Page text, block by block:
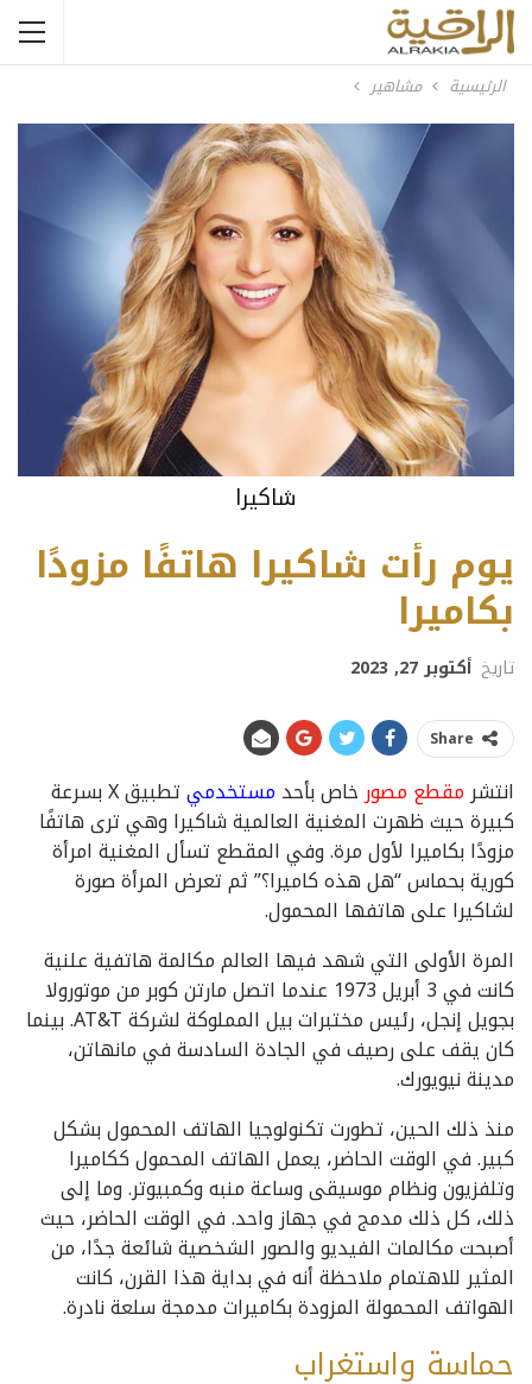
الرئيسية مشاهير
شاكيرا
يوم رأت شاكيرا هاتفًا مزودًا
بكاميرا
تاريخ أكتوبر 27, 2023
Share
انتشرمقطع مصورخاص بأحد مستخدمي
تطبيق X بسرعة
كبيرة حيث ظهرت المغنية العالمية شاكيرا وهي ترى هاتفًا
مزودًا بكاميرا لأول مرة. وفي المقطع تسأل المغنية امرأة
كورية بحماس “هل هذه كاميرا؟” ثم تعرض المرأة صورة
لشاكيرا على هاتفها المحمول.
المرة الأولى التي شهد فيها العالم مكالمة هاتفية علنية
كانت في 3 أبريل 1973 عندما اتصل مارتن كوبر من موتورولا
بجويل إنجل، رئيس مختبرات بيل المملوكة لشركة AT&T. بينما
كان يقف على رصيف في الجادة السادسة في مانهاتن،
مدينة نيويورك.
منذ ذلك الحين، تطورت تكنولوجيا الهاتف المحمول بشكل
كبير. في الوقت الحاضر، يعمل الهاتف المحمول ككاميرا
وتلفزيون ونظام موسيقى وساعة منبه وكمبيوتر. وما إلى
ذلك، كل ذلك مدمج في جهاز واحد. في الوقت الحاضر، حيث
أصبحت مكالمات الفيديو والصور الشخصية شائعة جدًا، من
المثير للاهتمام ملاحظة أنه في بداية هذا القرن، كانت
الهواتف المحمولة المزودة بكاميرات مدمجة سلعة نادرة.
حماسة واستغراب